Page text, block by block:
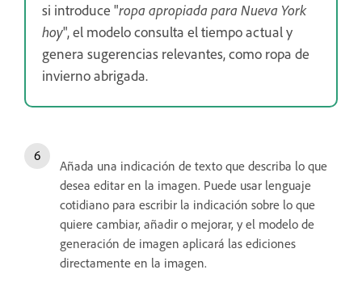
si introduce "ropa apropiada para Nueva York
hoy", el modelo consulta el tiempo actual y
genera sugerencias relevantes, como ropa de
invierno abrigada.
Añada una indicación de texto que describa lo que
desea editar en la imagen. Puede usar lenguaje
cotidiano para escribir la indicación sobre lo que
quiere cambiar, añadir o mejorar, y el modelo de
generación de imagen aplicará las ediciones
directamente en la imagen.